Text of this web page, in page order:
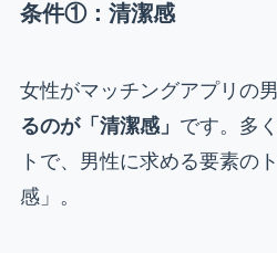
条件①：清潔感
女性がマッチングアプリの
るのが「清潔感」 です。多
トで、男性に求める要素の
感」。